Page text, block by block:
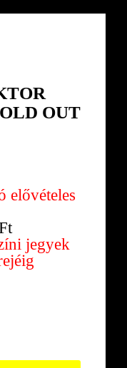
OUT
elővételes
jegyek